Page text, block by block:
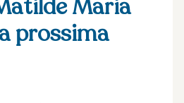
Maria
prossima